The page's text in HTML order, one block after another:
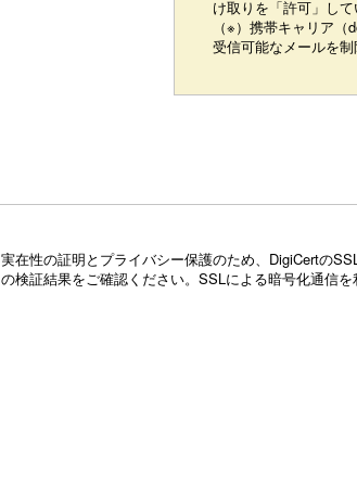
け取りを「許可」し
（※）携帯キャリア
受信可能なメールを制
実在性の証明とプライバシー保護のため、DigiCertの
の検証結果をご確認ください。SSLによる暗号化通信